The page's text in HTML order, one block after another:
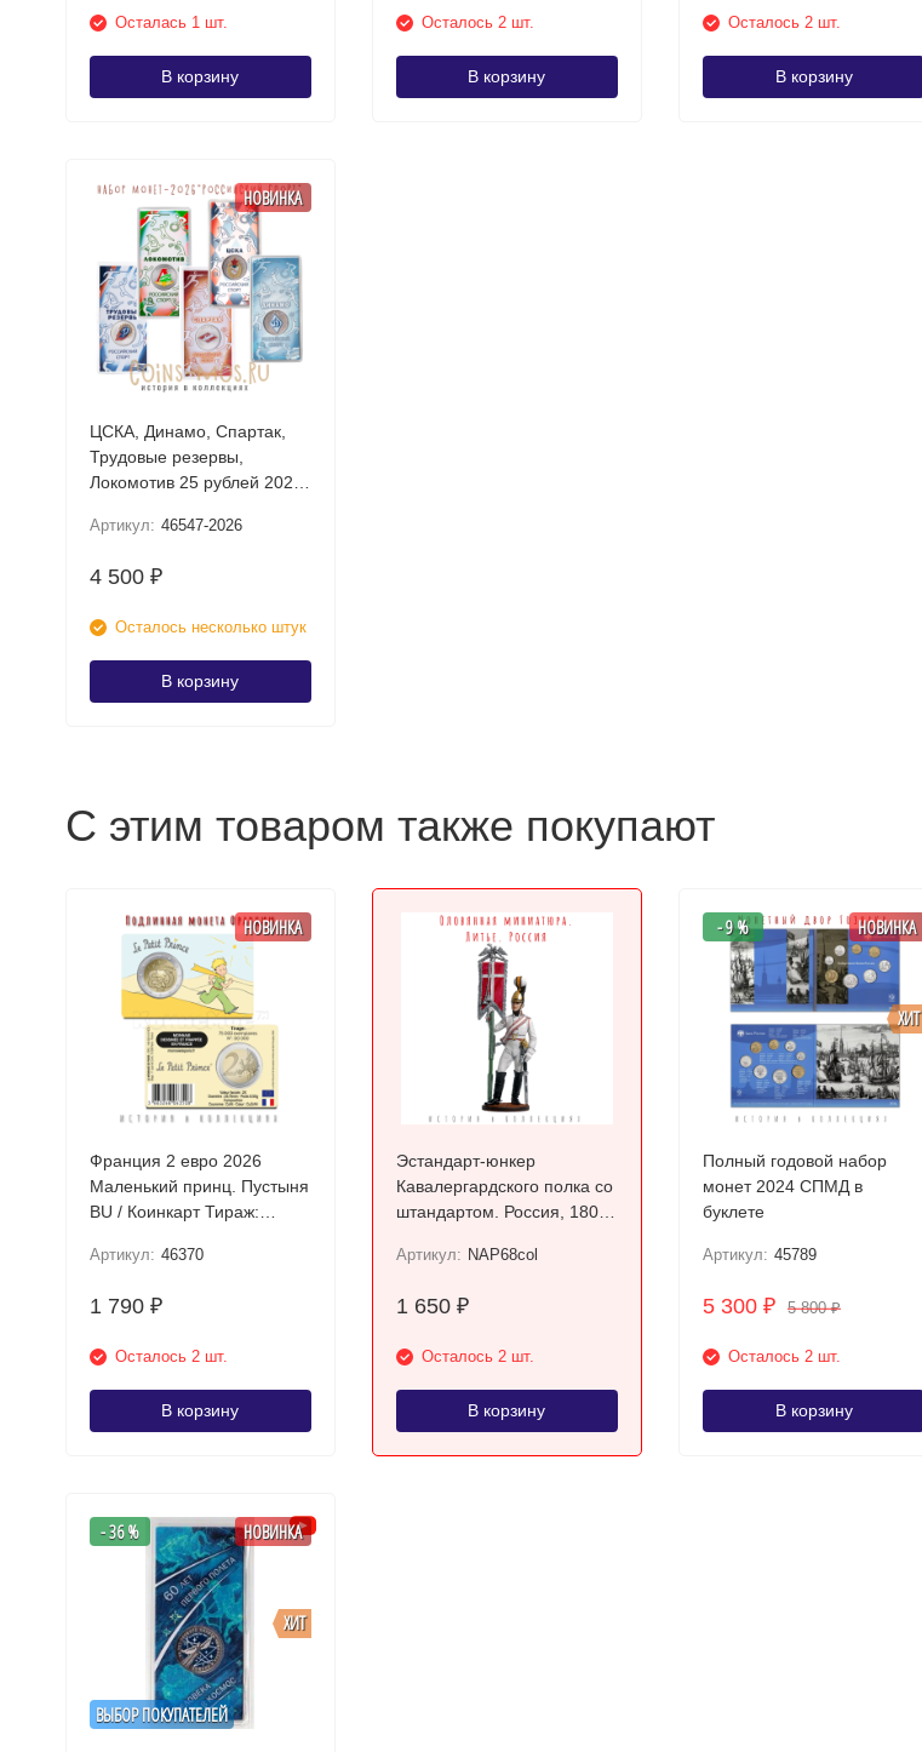
Осталась 1 шт.
В корзину
Осталось 2 шт.
В корзину
Осталось 2 шт.
В корзину
НОВИНКА
ЦСКА, Динамо, Спартак,
Трудовые резервы,
Локомотив 25 рублей 2026
Набор цветных монет в
Артикул: 46547-2026
4 500 ₽
Осталось несколько штук
В корзину
С этим товаром также покупают
НОВИНКА
Франция 2 евро 2026
Маленький принц. Пустыня
BU / Коинкарт Тираж:
Артикул: 46370
1 790 ₽
Осталось 2 шт.
В корзину
Эстандарт-юнкер
Кавалергардского полка со
штандартом. Россия, 1805-
солдатик
Артикул: NAP68col
1 650 ₽
Осталось 2 шт.
В корзину
ХИТ
- 9 % НОВИНКА
Полный годовой набор
монет 2024 СПМД в
буклете
Артикул: 45789
5 300₽ 5 800₽
Осталось 2 шт.
В корзину
ВЫБОР ПОКУПАТЕЛЕЙ
ХИТ
- 36 % НОВИНКА